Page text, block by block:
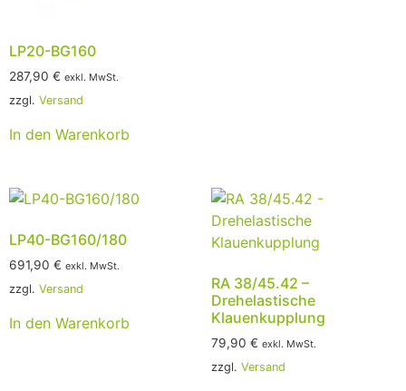
LP20-BG160
287,90 € exkl. MwSt.
zzgl. Versand
In den Warenkorb
LP40-BG160/180
691,90 € exkl. MwSt.
zzgl. Versand
In den Warenkorb
RA 38/45.42 –
Drehelastische
Klauenkupplung
79,90 € exkl. MwSt.
zzgl. Versand